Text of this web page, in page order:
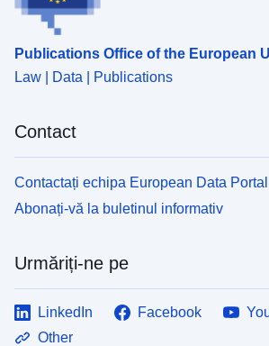
Publications Office of the European
Law | Data | Publications
Contact
Contactați echipa European Data Portal
Abonați-vă la buletinul informativ
Urmăriți-ne pe
LinkedIn Facebook
Other